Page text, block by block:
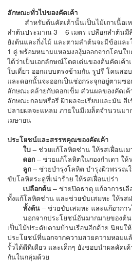
ลักษณะทั่วไปของคัดเค้า
สำหรับต้นคัดเค้านั้นเป็นไม้เถาเนื้อเ
ลำต้นประมาณ 3 – 6 เมตร เปลือกลำต้น
ยังต้นและกิ่งไม้ และตามลำต้นจะมีข้อและ
1 คู่ พร้อมหนามแหลมงองุ้มออกจากโคนใบ
ได้ว่าเป็นเอกลักษณ์โดดเด่นของต้นคัดเค้า
ใบเดี่ยว ออกแบบตรงข้ามกัน รูปรี โคนสอ
และดอกนั้นจะออกเป็นช่อกระจุกอยู่ตามซ
ลักษณะคล้ายกับดอกเข็ม ส่วนผลของคัดเค้
ลักษณะกลมหรือรี ผิวผลจะเรียบและมัน สี
ปลายผลจะแหลม ภายในมีเมล็ดจำนวนมา
เมษายน
ประโยชน์และสรรพคุณของคัดเค้า
ใบ – ช่วยแก้โลหิตซ่าน ให้รสเฝื่อนเม
ดอก – ช่วยแก้โลหิตในกองกำเดา ใ
ลูก – ช่วยบำรุงโลหิต บำรุงผิวพรรณ
ขับโลหิตระดูที่เน่าร้าย ให้รสเฝื่อนปร่า
เปลือกต้น – ช่วยปิดธาตุ แก้อาการเ
ทั้งแก้โลหิตซ่าน และช่วยขับเสมหะ ให้รส
ทั้งต้น – ช่วยขับเสมหะ และแก้อากา
นอกจากประโยชน์อันมากมายของต้น
เป็นไม้ประดับตามบ้านเรือนอีกด้วย นิยมใ
ประโยชน์ที่นอกจากความสวยความหอมแ
รั้วได้ดีทีเดียว และเด็กๆ ยังชอบนำผลคัดเ
กันในกลุ่มด้วย